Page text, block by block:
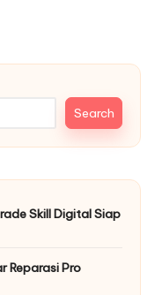
Search
Skill Digital Siap
Reparasi Pro